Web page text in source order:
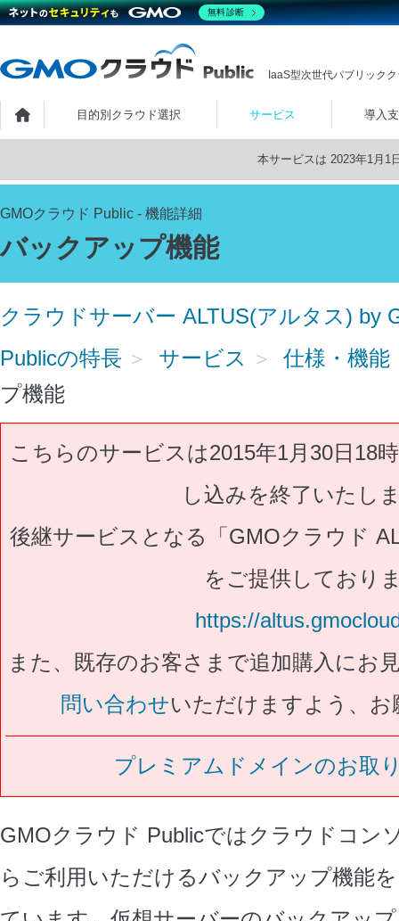
IaaS型次世代パブリック
目的別クラウド選択 サービス 導入
本サービスは 2023年1月
GMOクラウド Public - 機能詳細
バックアップ機能
クラウドサーバー ALTUS(アルタス) by
Publicの特長
サービス
仕様・機能
プ機能
こちらのサービスは2015年1月30日18
し込みを終了いたし
後継サービスとなる「GMOクラウド
をご提供しており
https://
また、既存のお客さまで追加購入にお
問い合わせいただけますよう、
プレミアムドメインのお取
GMOクラウド Publicではクラウドコン
らご利用いただけるバックアップ機能
無料診断